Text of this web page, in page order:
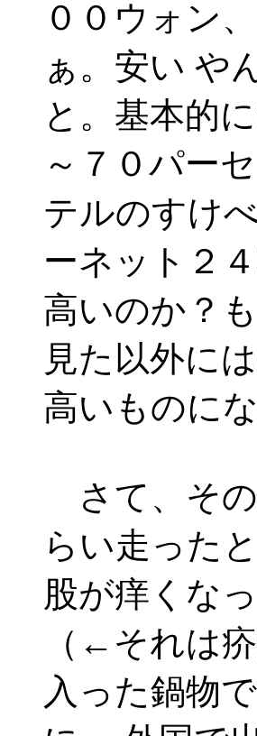
００ウォン
ぁ。安い や
と。基本的
～７０パー
テルのすけ
ーネット２
高いのか？
見た以外に
高いものに
さて、その
らい走った
股が痒くな
（←それは
入った鍋物